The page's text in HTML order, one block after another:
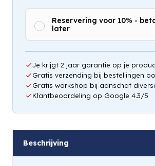
Reservering voor 10% -
later
Je krijgt 2 jaar garantie op je
Gratis verzending bij bestellingen
Gratis workshop bij aanschaf
Klantbeoordeling op Google 4.3/5
Beschrijving